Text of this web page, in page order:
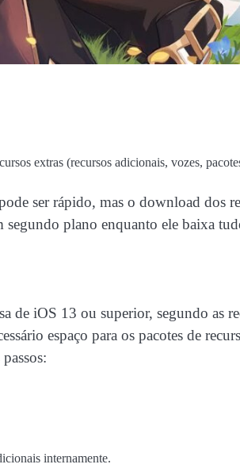
extras (recursos adicionais, vozes,
ser rápido, mas o download dos
plano enquanto ele baixa
iOS 13 ou superior, segundo as
espaço para os pacotes de
internamente.